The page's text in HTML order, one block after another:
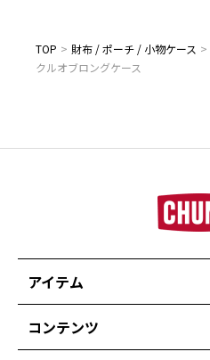
TOP > 財布 / ポーチ / 小物ケース >
クルオブロングケース
アイテム
コンテンツ